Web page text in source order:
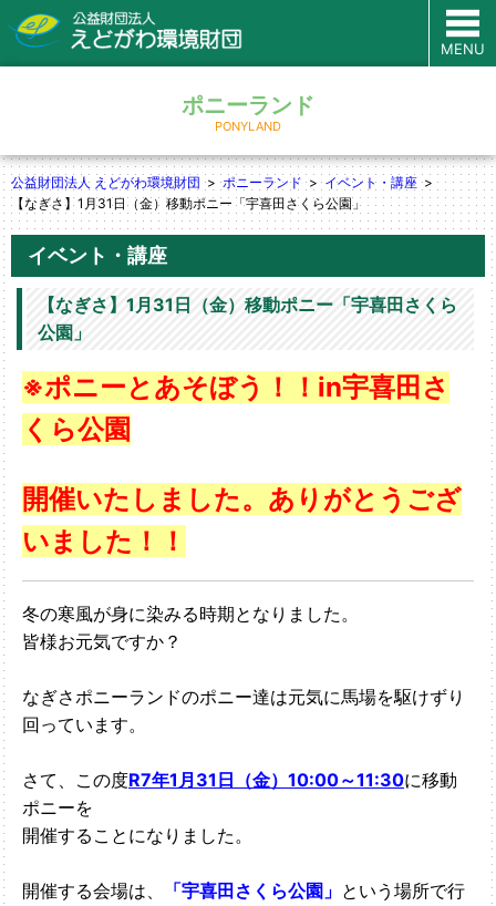
MENU
ポニーランド
PONYLAND
公益財団法人 えどがわ環境財団 ポニーランド
イベント・講座
【なぎさ】1月31日（金）移動ポニー「宇喜田さくら公園」
イベント・講座
【なぎさ】1月31日（金）移動ポニー「宇喜田さくら
公園」
※ポニーとあそぼう！！in宇喜田さ
くら公園
開催いたしました。 ありがとうござ
いました！！
冬の寒風が身に染みる時期となりました。
皆様お元気ですか？
なぎさポニーランドのポニー達は元気に馬場を駆けずり
回っています。
さて、この度R7年1月31日（金）10:00～11:30に移動
ポニーを
開催することになりました。
開催する会場は、 「宇喜田さくら公園 」 という場所で行